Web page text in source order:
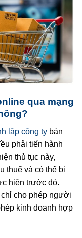
qua mạng
lập công ty bán
phải tiến hành
thủ tục này,
thuế và có thể bị
hiện trước đó.
cho phép người
kinh doanh hợp